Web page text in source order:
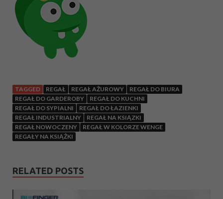
TAGGED REGAŁ REGAŁ AŻUROWY
REGAŁ DO BIURA
REGAŁ DO GARDEROBY
REGAŁ DO KUCHNI
REGAŁ DO SYPIALNI
REGAŁ DO ŁAZIENKI
REGAŁ INDUSTRIALNY
REGAŁ NA KSIĄZKI
REGAŁ NOWOCZENY
REGAŁ W KOLORZE WENGE
REGAŁY NA KSIĄŻKI
RELATED POSTS